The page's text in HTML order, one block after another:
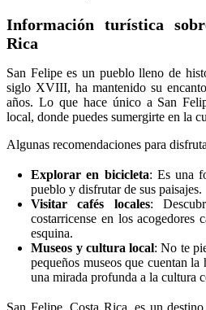
Información turística
Rica
San Felipe es un pueblo lleno de
siglo XVIII, ha mantenido su
años. Lo que hace único a San
local, donde puedes sumergirte en la
Algunas recomendaciones para
Explorar en bicicleta: Es una
pueblo y disfrutar de sus paisajes.
Visitar cafés locales:
costarricense en los acogedores
esquina.
Museos y cultura local: No te
pequeños museos que cuentan
una mirada profunda a la cultura